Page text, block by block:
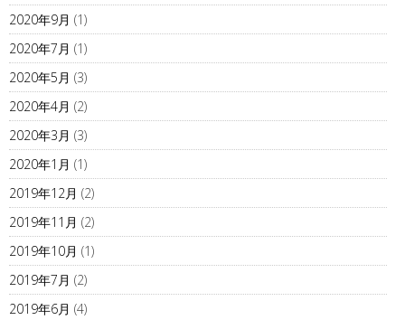
2020年9月 (1)
2020年7月 (1)
2020年5月 (3)
2020年4月 (2)
2020年3月 (3)
2020年1月 (1)
2019年12月 (2)
2019年11月 (2)
2019年10月 (1)
2019年7月 (2)
2019年6月 (4)